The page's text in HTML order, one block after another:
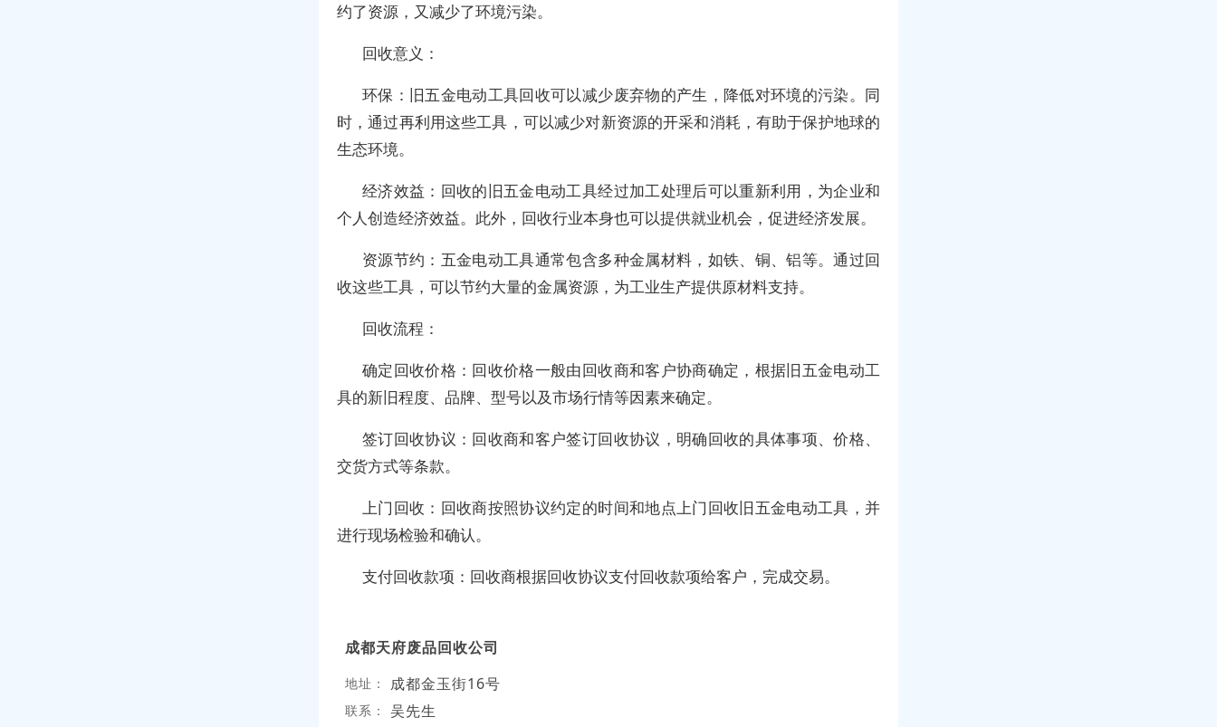
约了资源，又减少了环境污染。
回收意义：
环保：旧五金电动工具回收可以减少废弃物的产生，降低对环境的污染。同
时，通过再利用这些工具，可以减少对新资源的开采和消耗，有助于保护地球的
生态环境。
经济效益：回收的旧五金电动工具经过加工处理后可以重新利用，为企业和
个人创造经济效益。此外，回收行业本身也可以提供就业机会，促进经济发展。
资源节约：五金电动工具通常包含多种金属材料，如铁、铜、铝等。通过回
收这些工具，可以节约大量的金属资源，为工业生产提供原材料支持。
回收流程：
确定回收价格：回收价格一般由回收商和客户协商确定，根据旧五金电动工
具的新旧程度、品牌、型号以及市场行情等因素来确定。
签订回收协议：回收商和客户签订回收协议，明确回收的具体事项、价格、
交货方式等条款。
上门回收：回收商按照协议约定的时间和地点上门回收旧五金电动工具，并
进行现场检验和确认。
支付回收款项：回收商根据回收协议支付回收款项给客户，完成交易。
成都天府废品回收公司
地址： 成都金玉街16号
联系： 吴先生